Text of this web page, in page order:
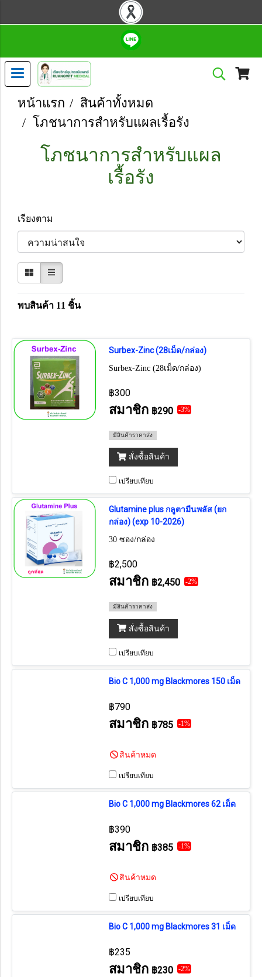
หน้าแรก
สินค้าทั้งหมด
โภชนาการสำหรับแผลเรื้อรัง
โภชนาการสำหรับแผล
เรื้อรัง
เรียงตาม
พบสินค้า 11 ชิ้น
Surbex-Zinc (28เม็ด/กล่อง)
Surbex-Zinc (28เม็ด/กล่อง)
฿300
สมาชิก ฿290 -3%
มีสินค้าราคาส่ง
สั่งซื้อสินค้า
เปรียบเทียบ
Glutamine plus กลูตามีนพลัส (ยก
กล่อง) (exp 10-2026)
30 ซอง/กล่อง
฿2,500
สมาชิก ฿2,450 -2%
มีสินค้าราคาส่ง
สั่งซื้อสินค้า
เปรียบเทียบ
Bio C 1,000 mg Blackmores 150 เม็ด
฿790
สมาชิก ฿785 -1%
สินค้าหมด
เปรียบเทียบ
Bio C 1,000 mg Blackmores 62 เม็ด
฿390
สมาชิก ฿385 -1%
สินค้าหมด
เปรียบเทียบ
Bio C 1,000 mg Blackmores 31 เม็ด
฿235
สมาชิก ฿230 -2%